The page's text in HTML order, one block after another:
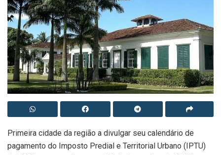
Primeira cidade da região a divulgar seu calendário de
pagamento do Imposto Predial e Territorial Urbano (IPTU)